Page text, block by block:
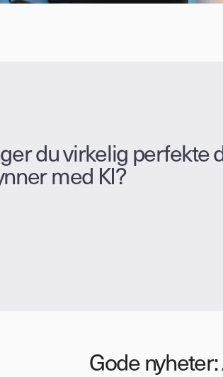
du virkelig perfekte
med KI?
Gode nyheter: